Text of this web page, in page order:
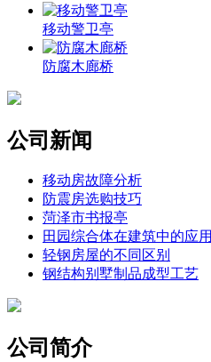
移动警卫亭
防腐木廊桥
公司新闻
移动房故障分析
防震房选购技巧
菏泽市书报亭
田园综合体在建筑中的应用
轻钢房屋的不同区别
钢结构别墅制品成型工艺
公司简介